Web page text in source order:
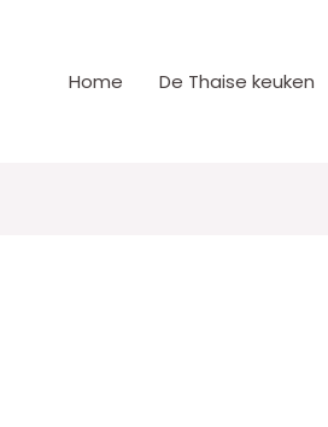
Home De Thaise keuken